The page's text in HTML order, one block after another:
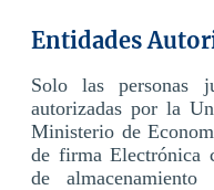
Entidades
Solo las personas
autorizadas por la
Ministerio de
de firma Electrónica
de almacenamiento